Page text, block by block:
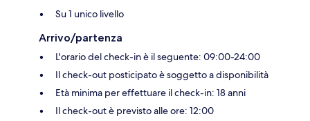
Su 1 unico livello
Arrivo/partenza
L'orario del check-in è il seguente: 09:00-24:00
Il check-out posticipato è soggetto a disponibilità
Età minima per effettuare il check-in: 18 anni
Il check-out è previsto alle ore: 12:00